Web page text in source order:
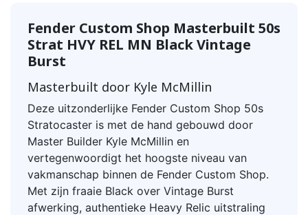
Fender Custom Shop Masterbuilt 50s
Strat HVY REL MN Black Vintage
Burst
Masterbuilt door Kyle McMillin
Deze uitzonderlijke Fender Custom Shop 50s
Stratocaster is met de hand gebouwd door
Master Builder Kyle McMillin en
vertegenwoordigt het hoogste niveau van
vakmanschap binnen de Fender Custom Shop.
Met zijn fraaie Black over Vintage Burst
afwerking, authentieke Heavy Relic uitstraling